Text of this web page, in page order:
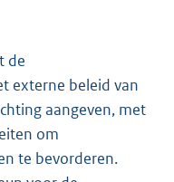
de
externe beleid van
aangeven, met
om
te bevorderen.